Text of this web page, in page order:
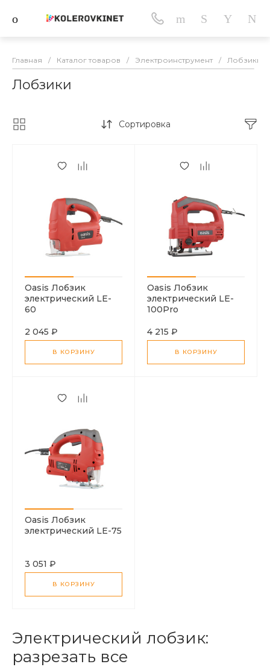
Главная / Каталог товаров / Электроинструмент / Лобзики
Лобзики
Сортировка
Oasis Лобзик
электрический LE-
60
2 045 ₽
В КОРЗИНУ
Oasis Лобзик
электрический LE-
100Pro
4 215 ₽
В КОРЗИНУ
Oasis Лобзик
электрический LE-75
3 051 ₽
В КОРЗИНУ
Электрический лобзик:
разрезать все